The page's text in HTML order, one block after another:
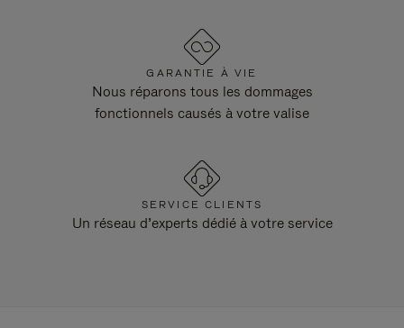
GARANTIE À VIE
Nous réparons tous les dommages
fonctionnels causés à votre valise
SERVICE CLIENTS
Un réseau d’experts dédié à votre service